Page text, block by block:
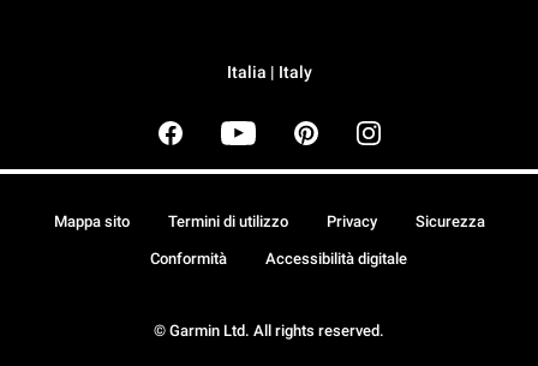
Italia | Italy
© Garmin Ltd. All rights reserved.
Mappa sito Termini di utilizzo Privacy Sicurezza
Conformità Accessibilità digitale